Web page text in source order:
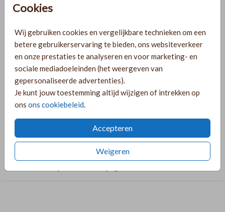
Cookies
Wij gebruiken cookies en vergelijkbare technieken om een
betere gebruikerservaring te bieden, ons websiteverkeer
en onze prestaties te analyseren en voor marketing- en
sociale mediadoeleinden (het weergeven van
gepersonaliseerde advertenties).
Je kunt jouw toestemming altijd wijzigen of intrekken op
ons ons cookiebeleid.
Accepteren
Weigeren
Formaten en prijzen
PRODUCTINFORMATIE
OMSCHRIJVING
Lief geboortekaartje voor een meisje met goudfolie en een
achtergrond en is voorzien van goudfolie.